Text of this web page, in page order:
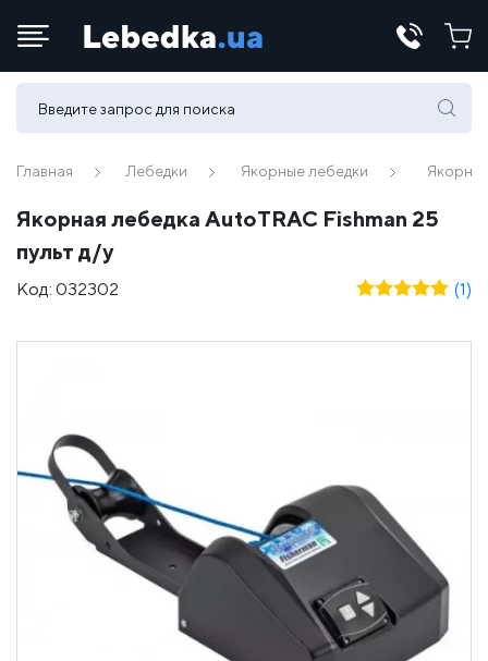
Телефоны:
(067) 430 82-15
Главная Лебедки Якорные лебедки
Якорная лебедка AutoTRAC Fishman 25
пульт д/у
Код: 032302 (1)